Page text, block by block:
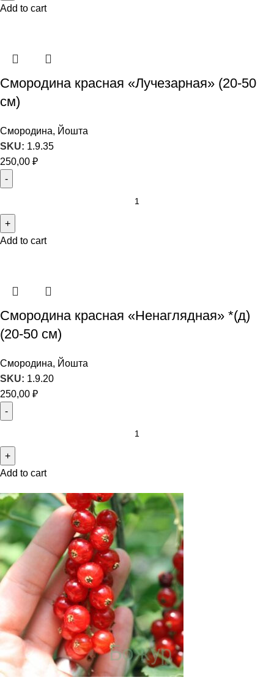
Add to cart
Смородина красная «Лучезарная» (20-50
см)
Смородина, Йошта
SKU: 1.9.35
250,00 ₽
Add to cart
Смородина красная «Ненаглядная» *(д)
(20-50 см)
Смородина, Йошта
SKU: 1.9.20
250,00 ₽
Add to cart